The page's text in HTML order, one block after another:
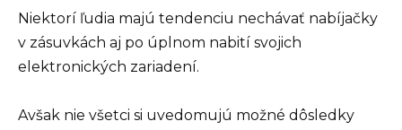
Niektorí ľudia majú tendenciu nechávať nabíjačky
v zásuvkách aj po úplnom nabití svojich
elektronických zariadení.
Avšak nie všetci si uvedomujú možné dôsledky